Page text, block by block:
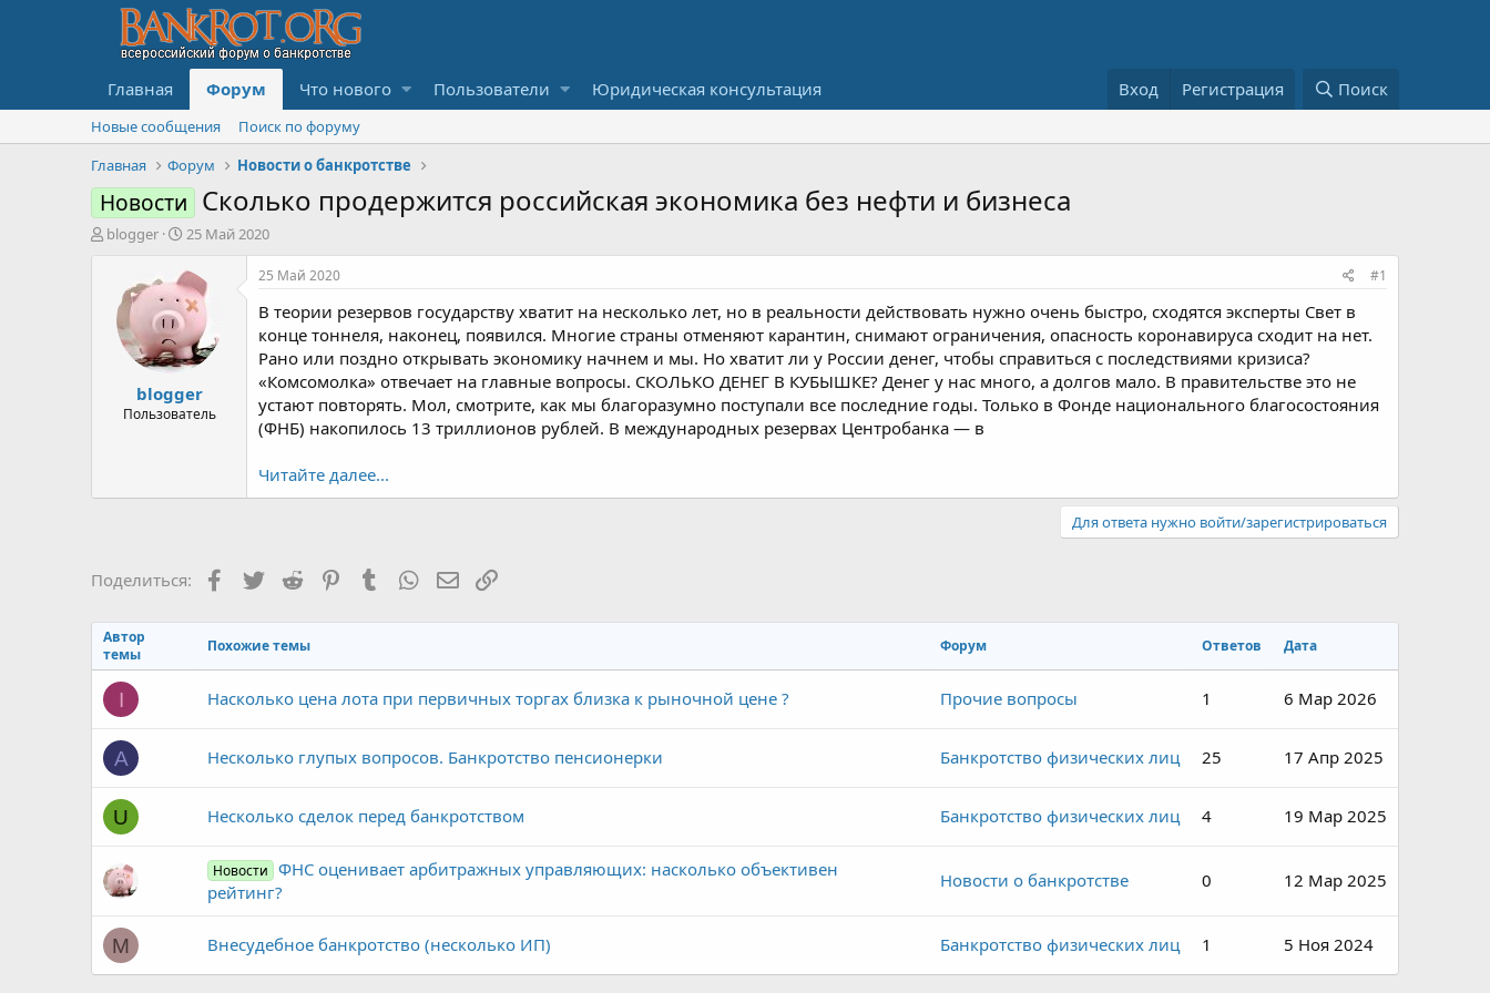
Главная Форум Что нового Пользователи Юридическая консультация Вход Регистрация Поиск
Новые сообщения
Поиск по форуму
Главная
Форум Новости о банкротстве
Новости Сколько продержится российская экономика без нефти и бизнеса
А
blogger
Д
т
а
н
а
ч
а
л
а
25 Май 2020
blogger
Пользователь
25 Май 2020 #1
В теории резервов государству хватит на несколько лет, но в реальности действовать нужно очень быстро, сходятся эксперты Свет в
конце тоннеля, наконец, появился. Многие страны отменяют карантин, снимают ограничения, опасность коронавируса сходит на нет.
Рано или поздно открывать экономику начнем и мы. Но хватит ли у России денег, чтобы справиться с последствиями кризиса?
«Комсомолка» отвечает на главные вопросы. СКОЛЬКО ДЕНЕГ В КУБЫШКЕ? Денег у нас много, а долгов мало. В правительстве это не
устают повторять. Мол, смотрите, как мы благоразумно поступали все последние годы. Только в Фонде национального благосостояния
(ФНБ) накопилось 13 триллионов рублей. В международных резервах Центробанка — в
Читайте далее...
Для ответа нужно войти/зарегистрироваться
Поделиться: Facebook
TwitterReddit PinterestTumblrWhatsAppЭлектронная почта
Ссылка
Автор
темы
Похожие темы Форум Ответов Дата
I Насколько цена лота при первичных торгах близка к рыночной цене ? Прочие вопросы 1 6 Мар 2026
A Несколько глупых вопросов. Банкротство пенсионерки Банкротство физических лиц 25 17 Апр 2025
U Несколько сделок перед банкротством Банкротство физических лиц 4 19 Мар 2025
Новости ФНС оценивает арбитражных управляющих: насколько объективен
рейтинг?
Новости о банкротстве 0 12 Мар 2025
M Внесудебное банкротство (несколько ИП) Банкротство физических лиц 1 5 Ноя 2024